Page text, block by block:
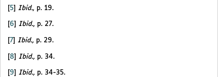
[5] Ibid., p. 19.
6 Ibid., p. 27.
7 Ibid., p. 29.
[8] Ibid., p. 34.
9 Ibid., p. 34-35.